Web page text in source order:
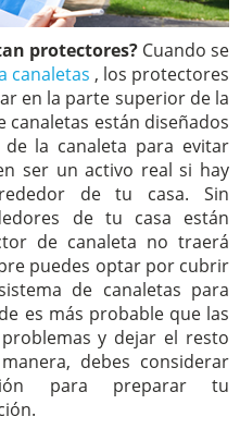
protectores? Cuando se
canaletas , los protectores
en la parte superior de la
canaletas están diseñados
la canaleta para evitar
ser un activo real si hay
de tu casa. Sin
de tu casa están
de canaleta no traerá
puedes optar por cubrir
de canaletas para
es más probable que las
y dejar el resto
debes considerar
para preparar tu